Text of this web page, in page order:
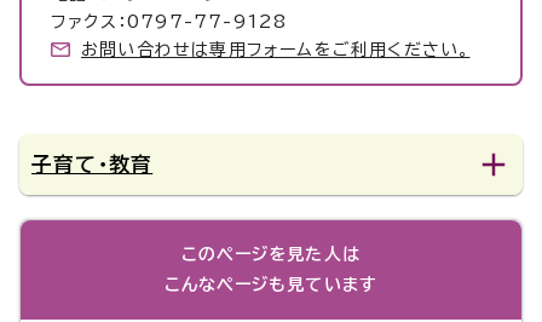
ファクス：0797-77-9128
お問い合わせは専用フォームをご利用ください。
子育て・教育
このページを見た人は
こんなページも見ています